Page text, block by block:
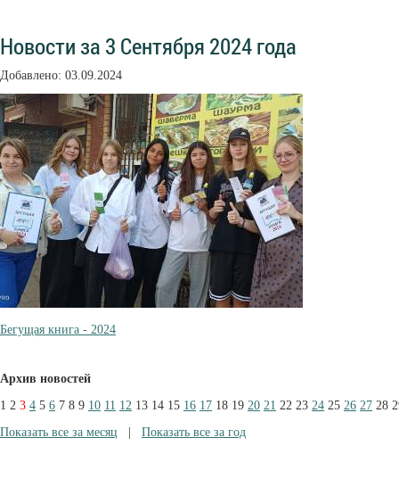
Новости за 3 Сентября 2024 года
Добавлено: 03.09.2024
Бегущая книга - 2024
Архив новостей
1 2 3 4 5 6 7 8 9 10 11 12 13 14 15 16 17 18 19 20 21 22 23 24 25 26 27 28
Показать все за месяц
Показать все за год